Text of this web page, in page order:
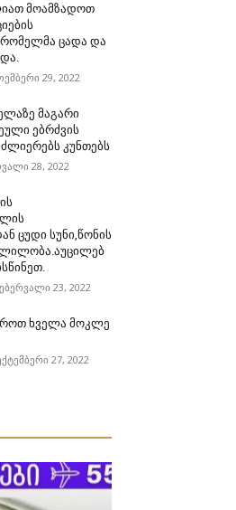
მოამზადოთ
ცადა და
29, 2022
მაგარი
ებრძვის
კუნთებს
28, 2022
ცუდი სუნი,წონის
23, 2022
ხველა მოკლე
27, 2022